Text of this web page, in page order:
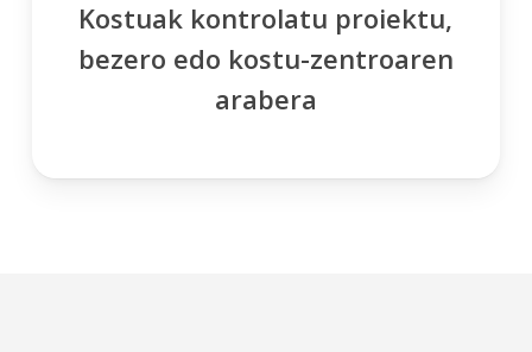
Kostuak kontrolatu proiektu,
bezero edo kostu-zentroaren
arabera